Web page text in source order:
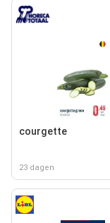
courgette
23 dagen